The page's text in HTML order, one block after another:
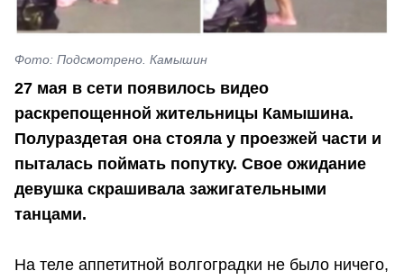
Фото: Подсмотрено. Камышин
27 мая в сети появилось видео
раскрепощенной жительницы Камышина.
Полураздетая она стояла у проезжей части и
пыталась поймать попутку. Свое ожидание
девушка скрашивала зажигательными
танцами.
На теле аппетитной волгоградки не было ничего,